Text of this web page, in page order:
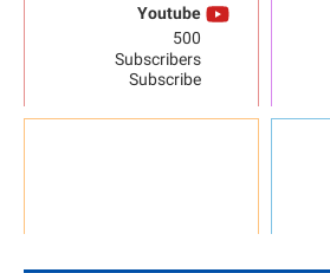
Youtube
500
Subscribers
Subscribe